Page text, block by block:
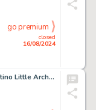
closed
16/08/2024
go premium
Dexter Taylor and Jon D'Agostino Little Archie #60 Complete 6-Page Story "That's the Ticket" Original Art (Archie, 1970). (Total: 6 Original Art)